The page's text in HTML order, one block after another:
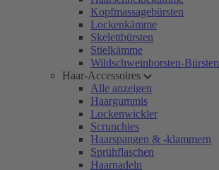
Kopfmassagebürsten
Lockenkämme
Skelettbürsten
Stielkämme
Wildschweinborsten-Bürsten
Haar-Accessoires
Alle anzeigen
Haargummis
Lockenwickler
Scrunchies
Haarspangen & -klammern
Sprühflaschen
Haarnadeln